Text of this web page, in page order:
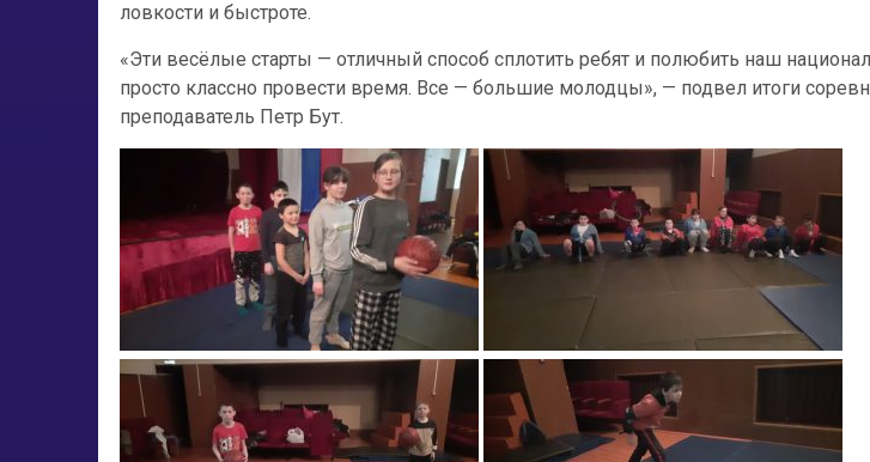
ловкости и быстроте.
«Эти весёлые старты — отличный способ сплотить ребят и полюбить наш
просто классно провести время. Все — большие молодцы», — подвел итоги
преподаватель Петр Бут.